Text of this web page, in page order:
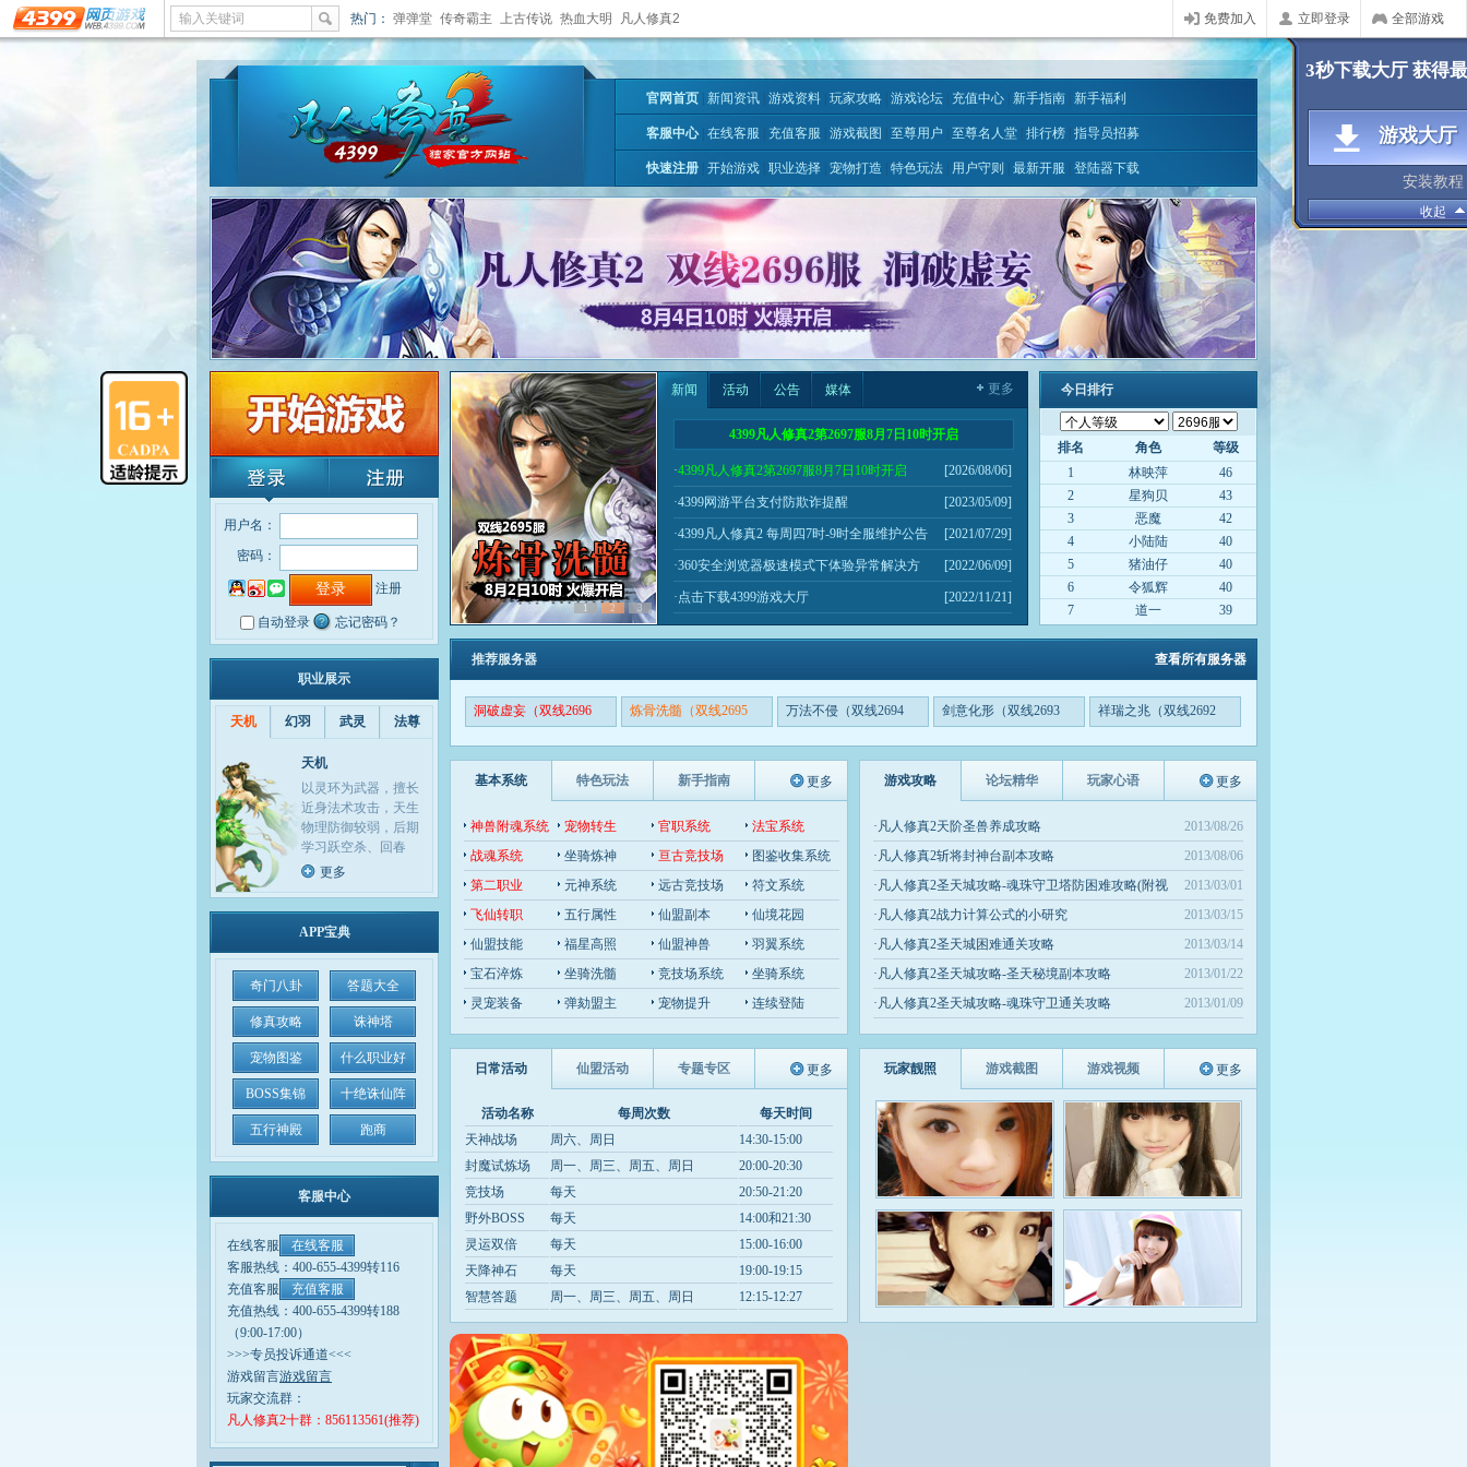
输入关键词 热门： 弹弹堂 传奇霸主 上古传说 热血大明 凡人修真2 免费加入 立即登录 全部游戏
官网首页 新闻资讯 游戏资料 玩家攻略 游戏论坛 充值中心 新手指南 新手福利
客服中心| 在线客服 充值客服 游戏截图 至尊用户 至尊名人堂 排行榜 指导员招募
快速注册 开始游戏 职业选择 宠物打造 特色玩法 用户守则 最新开服 登陆器下载
用户名：
密码：
注册
自动登录 忘记密码？
职业展示
天机 幻羽 武灵 法尊
天机
以灵环为武器，擅长
近身法术攻击，天生
物理防御较弱，后期
学习跃空杀、回春
更多
APP宝典
奇门八卦 答题大全
修真攻略 诛神塔
宠物图鉴 什么职业好
BOSS集锦 十绝诛仙阵
五行神殿 跑商
客服中心
在线客服
在线客服
客服热线：400-655-4399转116
充值客服
充值客服
充值热线：400-655-4399转188
（9:00-17:00）
>>>专员投诉通道<<<
游戏留言游戏留言
玩家交流群：
凡人修真2十群：856113561(推荐)
1 2 3
新闻 活动 公告 媒体
4399凡人修真2第2697服8月7日10时开启
[2026/08/06]
·4399凡人修真2第2697服8月7日10时开启
[2023/05/09]
·4399网游平台支付防欺诈提醒
[2021/07/29]
·4399凡人修真2 每周四7时-9时全服维护公告
[2022/06/09]
·360安全浏览器极速模式下体验异常解决方
式！
[2022/11/21]
·点击下载4399游戏大厅
更多 今日排行
排名 角色
等级
1
林映萍
46
2
星狗贝
43
3
恶魔
42
4
小陆陆
40
5
猪油仔
40
6
令狐辉
40
7
道一 39
查看所有服务器
推荐服务器
洞破虚妄（双线2696
炼骨洗髓（双线2695
万法不侵（双线2694
剑意化形（双线2693
祥瑞之兆（双线2692
基本系统 特色玩法 新手指南
神兽附魂系统 宠物转生 官职系统
法宝系统
战魂系统
坐骑炼神 亘古竞技场
图鉴收集系统
第二职业
元神系统 远古竞技场
符文系统
飞仙转职
五行属性 仙盟副本
仙境花园
仙盟技能
福星高照 仙盟神兽
羽翼系统
宝石淬炼
坐骑洗髓 竞技场系统
坐骑系统
灵宠装备
弹劾盟主 宠物提升 连续登陆
更多 游戏攻略 论坛精华 玩家心语
2013/08/26
·凡人修真2天阶圣兽养成攻略
2013/08/06
·凡人修真2斩将封神台副本攻略
2013/03/01
·凡人修真2圣天城攻略-魂珠守卫塔防困难攻略(附视
频)
2013/03/15
·凡人修真2战力计算公式的小研究
2013/03/14
·凡人修真2圣天城困难通关攻略
2013/01/22
·凡人修真2圣天城攻略-圣天秘境副本攻略
2013/01/09
·凡人修真2圣天城攻略-魂珠守卫通关攻略
更多
日常活动 仙盟活动 专题专区
活动名称 每周次数
每天时间
天神战场
周六、周日
14:30-15:00
封魔试炼场
周一、周三、周五、周日
20:00-20:30
竞技场
每天
20:50-21:20
野外BOSS
每天
14:00和21:30
灵运双倍
每天
15:00-16:00
天降神石
每天
19:00-19:15
智慧答题
周一、周三、周五、周日 12:15-12:27
更多 玩家靓照 游戏截图 游戏视频 更多
3秒下载大厅 获得
游戏大厅
安装教程
收起